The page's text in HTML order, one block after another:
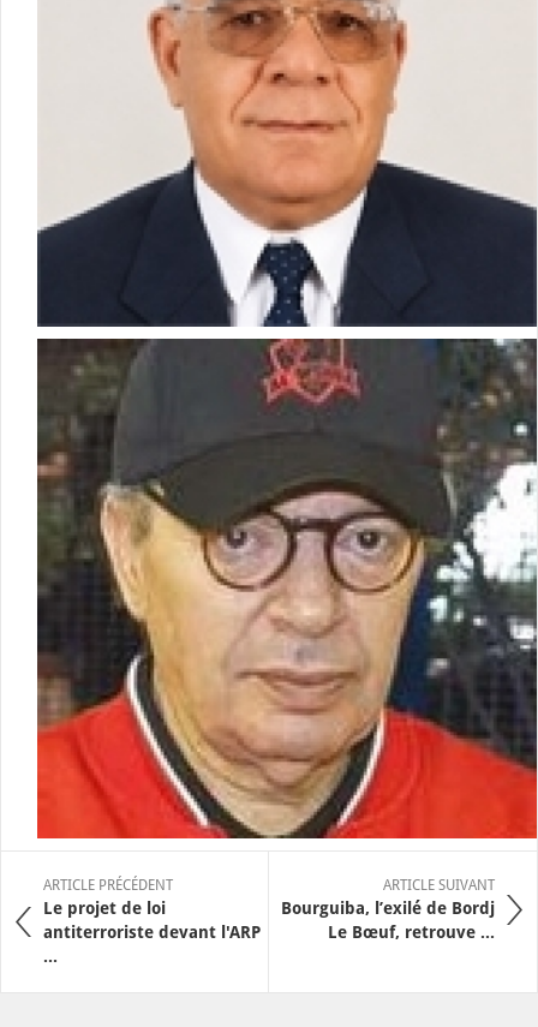
ARTICLE PRÉCÉDENT
Le projet de loi
antiterroriste devant l'ARP
...
ARTICLE SUIVANT
Bourguiba, l’exilé de Bordj
Le Bœuf, retrouve ...